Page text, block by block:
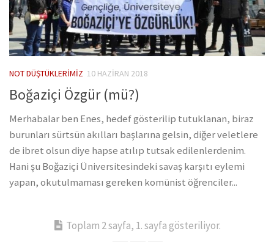
NOT DÜŞTÜKLERIMIZ 10 HAZIRAN 2018
Boğaziçi Özgür (mü?)
Merhabalar ben Enes, hedef gösterilip tutuklanan, biraz
burunları sürtsün akılları başlarına gelsin, diğer veletlere
de ibret olsun diye hapse atılıp tutsak edilenlerdenim.
Hani şu Boğaziçi Üniversitesindeki savaş karşıtı eylemi
yapan, okutulmaması gereken komünist öğrenciler...
Toplam 2 sayfa, 1. sayfa gösteriliyor.